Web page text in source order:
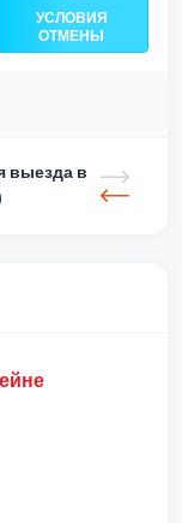
УСЛОВИЯ
ОТМЕНЫ
выезда в